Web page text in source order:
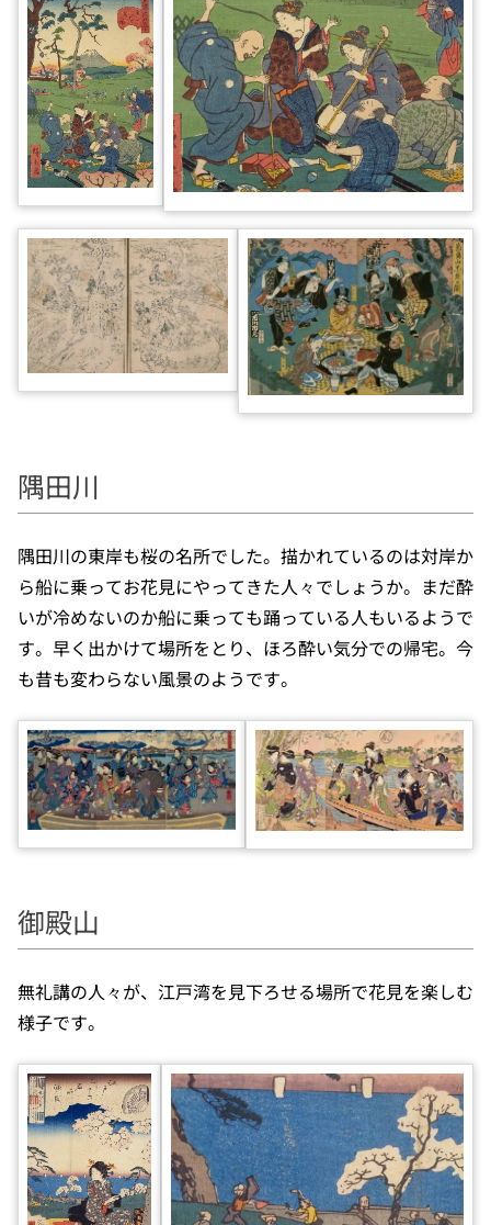
隅田川
隅田川の東岸も桜の名所でした。描かれているのは対岸か
ら船に乗ってお花見にやってきた人々でしょうか。まだ酔
いが冷めないのか船に乗っても踊っている人もいるようで
す。早く出かけて場所をとり、ほろ酔い気分での帰宅。今
も昔も変わらない風景のようです。
御殿山
無礼講の人々が、江戸湾を見下ろせる場所で花見を楽しむ
様子です。